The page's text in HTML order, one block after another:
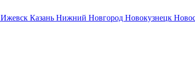
Ижевск Казань Нижний Новгород Новокузнецк